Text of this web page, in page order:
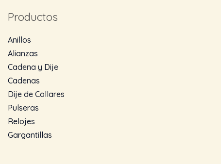
Productos
Anillos
Alianzas
Cadena y Dije
Cadenas
Dije de Collares
Pulseras
Relojes
Gargantillas